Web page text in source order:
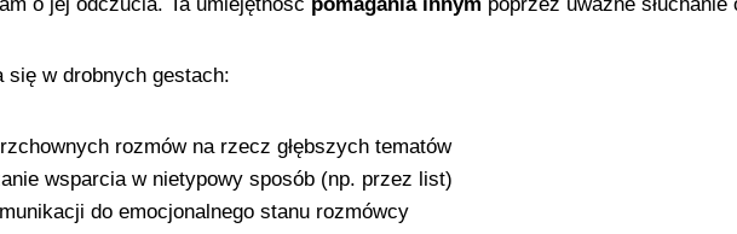
w drobnych gestach:
rozmów na rzecz głębszych tematów
wsparcia w nietypowy sposób (np. przez list)
do emocjonalnego stanu rozmówcy